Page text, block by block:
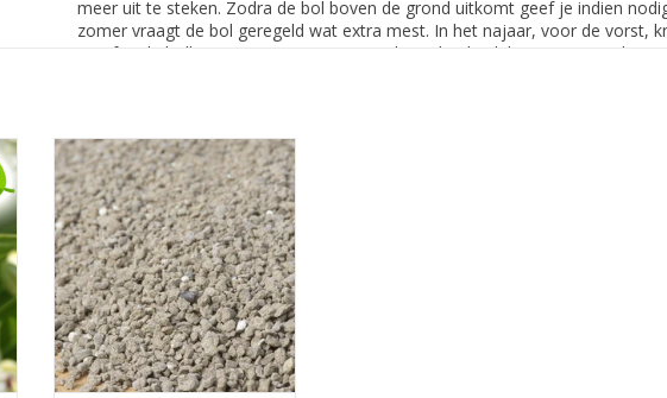
meer uit te steken. Zodra de bol boven de grond uitkomt geef je indien
zomer vraagt de bol geregeld wat extra mest. In het najaar, voor de vorst,
graaf je de bollen uit. Bewaar ze op een droge koele plek (4 tot 10 graden).
ECO groei ( NPK 8-3-8 + 2 MgO)
Zorgt voor een goede voorraad
bemesting en tevens
directe groei
INFO EN KOPEN